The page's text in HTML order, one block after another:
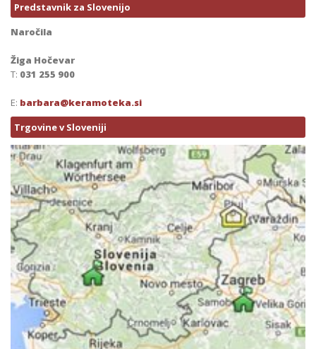
Predstavnik za Slovenijo
Naročila
Žiga Hočevar
T: 031 255 900
E: barbara@keramoteka.si
Trgovine v Sloveniji